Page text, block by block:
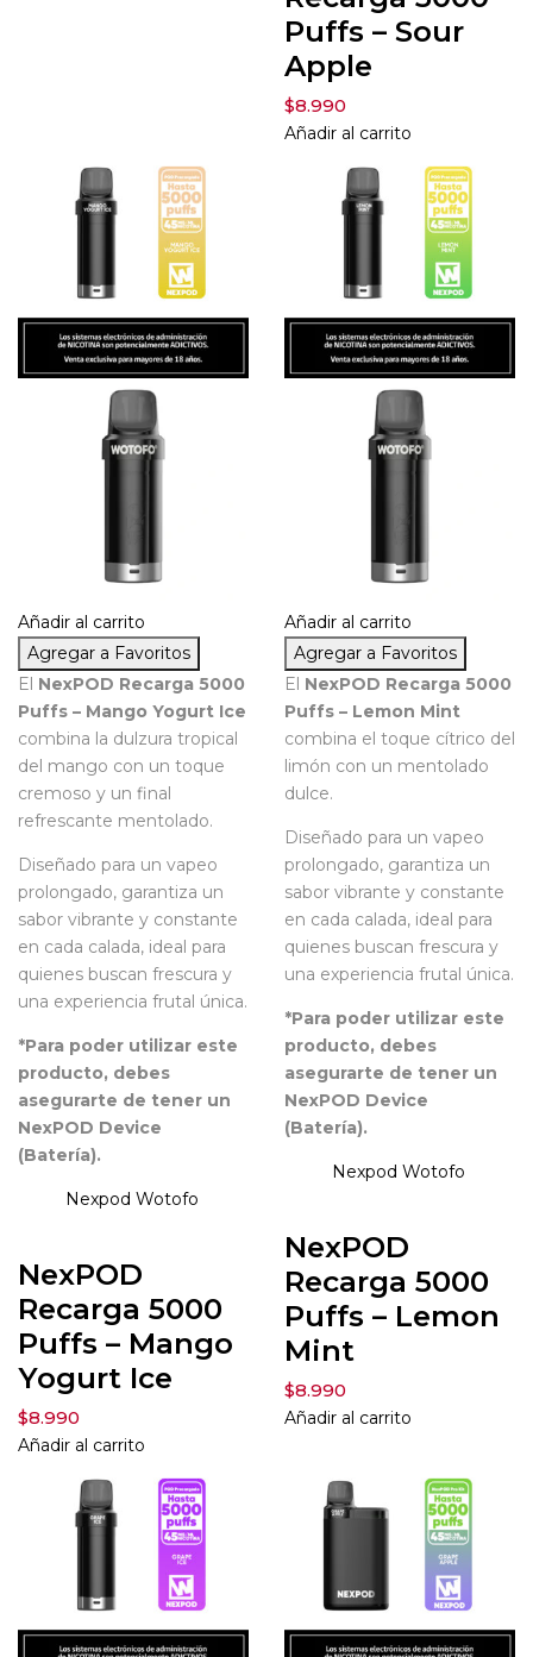
Puffs – Sour
Apple
$8.990
Añadir al carrito
Añadir al carrito
Agregar a Favoritos
El NexPOD Recarga 5000
Puffs – Mango Yogurt Ice
combina la dulzura tropical
del mango con un toque
cremoso y un final
refrescante mentolado.
Diseñado para un vapeo
prolongado, garantiza un
sabor vibrante y constante
en cada calada, ideal para
quienes buscan frescura y
una experiencia frutal única.
*Para poder utilizar este
producto, debes
asegurarte de tener un
NexPOD Device
(Batería).
Nexpod Wotofo
NexPOD
Recarga 5000
Puffs – Mango
Yogurt Ice
$8.990
Añadir al carrito
Añadir al carrito
Agregar a Favoritos
El NexPOD Recarga 5000
Puffs – Lemon Mint
combina el toque cítrico del
limón con un mentolado
dulce.
Diseñado para un vapeo
prolongado, garantiza un
sabor vibrante y constante
en cada calada, ideal para
quienes buscan frescura y
una experiencia frutal única.
*Para poder utilizar este
producto, debes
asegurarte de tener un
NexPOD Device
(Batería).
Nexpod Wotofo
NexPOD
Recarga 5000
Puffs – Lemon
Mint
$8.990
Añadir al carrito